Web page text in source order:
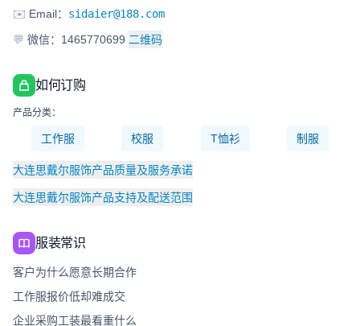
✉️ Email： sidaier@188.com
💬 微信：1465770699 二维码
如何订购
产品分类：
工作服 校服 T恤衫 制服
大连思戴尔服饰产品质量及服务承诺
大连思戴尔服饰产品支持及配送范围
服装常识
客户为什么愿意长期合作
工作服报价低却难成交
企业采购工装最看重什么